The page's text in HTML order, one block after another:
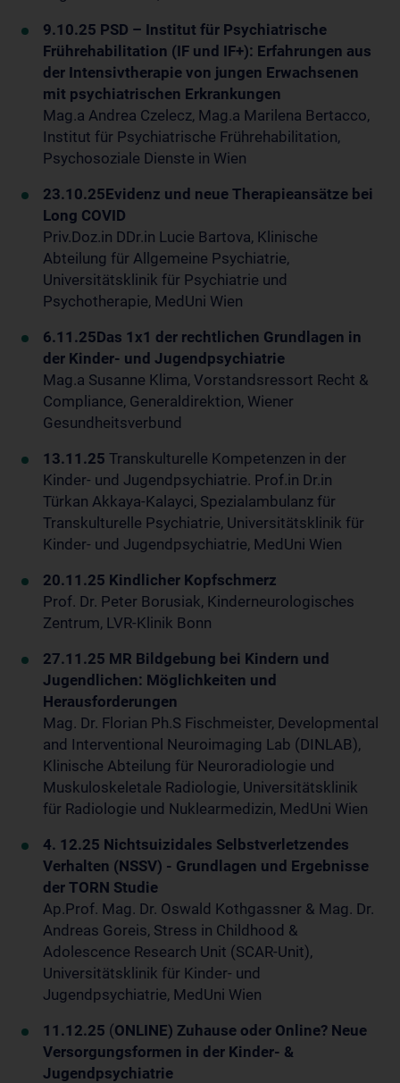
9.10.25 PSD – Institut für Psychiatrische
Frührehabilitation (IF und IF+): Erfahrungen aus
der Intensivtherapie von jungen Erwachsenen
mit psychiatrischen Erkrankungen
Mag.a Andrea Czelecz, Mag.a Marilena Bertacco,
Institut für Psychiatrische Frührehabilitation,
Psychosoziale Dienste in Wien
23.10.25Evidenz und neue Therapieansätze bei
Long COVID
Priv.Doz.in DDr.in Lucie Bartova, Klinische
Abteilung für Allgemeine Psychiatrie,
Universitätsklinik für Psychiatrie und
Psychotherapie, MedUni Wien
6.11.25Das 1x1 der rechtlichen Grundlagen in
der Kinder- und Jugendpsychiatrie
Mag.a Susanne Klima, Vorstandsressort Recht &
Compliance, Generaldirektion, Wiener
Gesundheitsverbund
13.11.25 Transkulturelle Kompetenzen in der
Kinder- und Jugendpsychiatrie. Prof.in Dr.in
Türkan Akkaya-Kalayci, Spezialambulanz für
Transkulturelle Psychiatrie, Universitätsklinik für
Kinder- und Jugendpsychiatrie, MedUni Wien
20.11.25 Kindlicher Kopfschmerz
Prof. Dr. Peter Borusiak, Kinderneurologisches
Zentrum, LVR-Klinik Bonn
27.11.25 MR Bildgebung bei Kindern und
Jugendlichen: Möglichkeiten und
Herausforderungen
Mag. Dr. Florian Ph.S Fischmeister, Developmental
and Interventional Neuroimaging Lab (DINLAB),
Klinische Abteilung für Neuroradiologie und
Muskuloskeletale Radiologie, Universitätsklinik
für Radiologie und Nuklearmedizin, MedUni Wien
4. 12.25 Nichtsuizidales Selbstverletzendes
Verhalten (NSSV) - Grundlagen und Ergebnisse
der TORN Studie
Ap.Prof. Mag. Dr. Oswald Kothgassner & Mag. Dr.
Andreas Goreis, Stress in Childhood &
Adolescence Research Unit (SCAR-Unit),
Universitätsklinik für Kinder- und
Jugendpsychiatrie, MedUni Wien
11.12.25 (ONLINE) Zuhause oder Online? Neue
Versorgungsformen in der Kinder- &
Jugendpsychiatrie